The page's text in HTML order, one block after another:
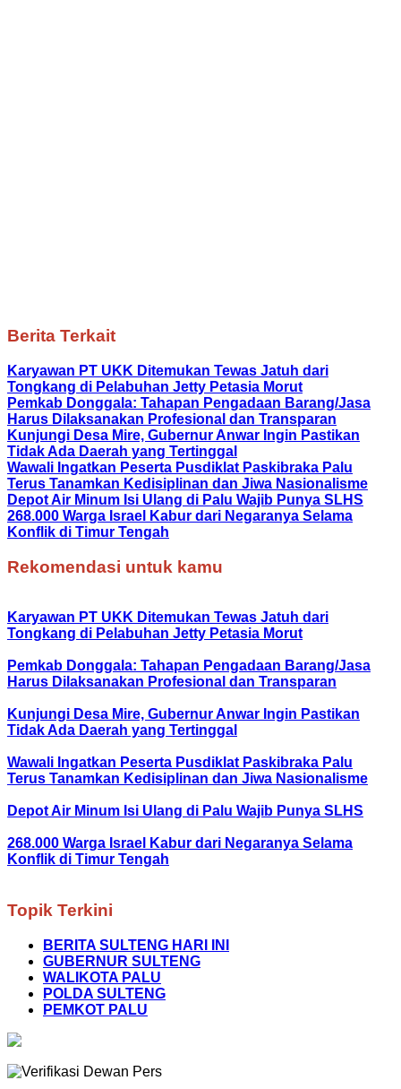
Berita Terkait
Karyawan PT UKK Ditemukan Tewas Jatuh dari
Tongkang di Pelabuhan Jetty Petasia Morut
Pemkab Donggala: Tahapan Pengadaan Barang/Jasa
Harus Dilaksanakan Profesional dan Transparan
Kunjungi Desa Mire, Gubernur Anwar Ingin Pastikan
Tidak Ada Daerah yang Tertinggal
Wawali Ingatkan Peserta Pusdiklat Paskibraka Palu
Terus Tanamkan Kedisiplinan dan Jiwa Nasionalisme
Depot Air Minum Isi Ulang di Palu Wajib Punya SLHS
268.000 Warga Israel Kabur dari Negaranya Selama
Konflik di Timur Tengah
Rekomendasi untuk kamu
Karyawan PT UKK Ditemukan Tewas Jatuh dari
Tongkang di Pelabuhan Jetty Petasia Morut
Pemkab Donggala: Tahapan Pengadaan Barang/Jasa
Harus Dilaksanakan Profesional dan Transparan
Kunjungi Desa Mire, Gubernur Anwar Ingin Pastikan
Tidak Ada Daerah yang Tertinggal
Wawali Ingatkan Peserta Pusdiklat Paskibraka Palu
Terus Tanamkan Kedisiplinan dan Jiwa Nasionalisme
Depot Air Minum Isi Ulang di Palu Wajib Punya SLHS
268.000 Warga Israel Kabur dari Negaranya Selama
Konflik di Timur Tengah
Topik Terkini
BERITA SULTENG HARI INI
GUBERNUR SULTENG
WALIKOTA PALU
POLDA SULTENG
PEMKOT PALU